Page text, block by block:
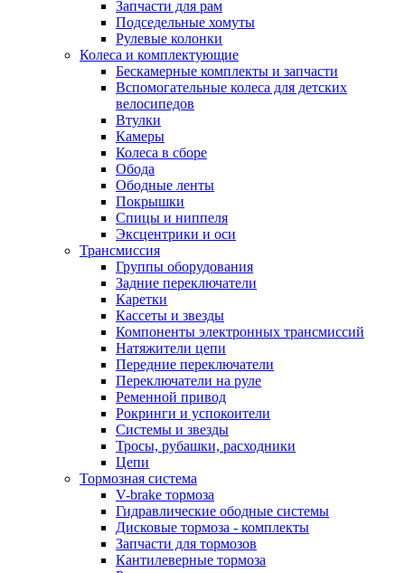
Запчасти для рам
Подседельные хомуты
Рулевые колонки
Колеса и комплектующие
Бескамерные комплекты и запчасти
Вспомогательные колеса для детских
велосипедов
Втулки
Камеры
Колеса в сборе
Обода
Ободные ленты
Покрышки
Спицы и ниппеля
Эксцентрики и оси
Трансмиссия
Группы оборудования
Задние переключатели
Каретки
Кассеты и звезды
Компоненты электронных трансмиссий
Натяжители цепи
Передние переключатели
Переключатели на руле
Ременной привод
Рокринги и успокоители
Системы и звезды
Тросы, рубашки, расходники
Цепи
Тормозная система
V-brake тормоза
Гидравлические ободные системы
Дисковые тормоза - комплекты
Запчасти для тормозов
Кантилеверные тормоза